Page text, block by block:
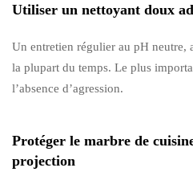
Utiliser un nettoyant doux
Un entretien régulier au pH
la plupart du temps. Le plus
l’absence d’agression.
Protéger le marbre de
projection